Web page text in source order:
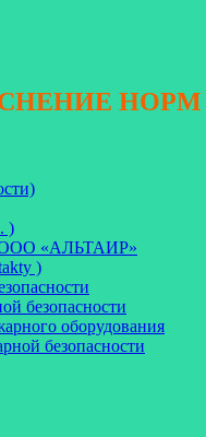
)
«АЛЬТАИР»
)
безопасности
оборудования
безопасности